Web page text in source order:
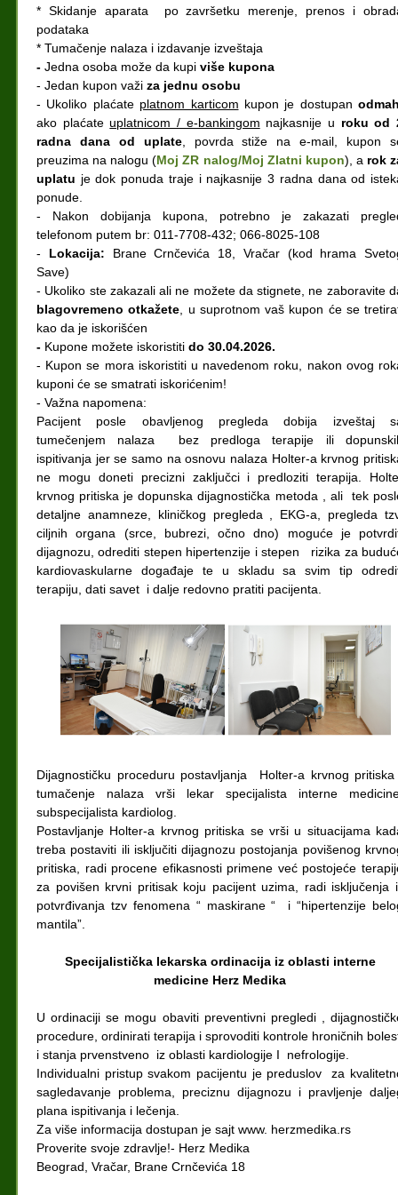
* Skidanje aparata po završetku merenje, prenos i
podataka
* Tumačenje nalaza i izdavanje izveštaja
- Jedna osoba može da kupi više kupona
- Jedan kupon važi za jednu osobu
- Ukoliko plaćate platnom karticom kupon je dostupan
ako plaćateuplatnicom / e-bankingom najkasnije u roku od
radna dana od uplate, povrda stiže na e-mail, kupon
preuzima na nalogu (Moj ZR nalog/Moj Zlatni kupon), a rok
uplatu je dok ponuda traje i najkasnije 3 radna dana od
ponude.
- Nakon dobijanja kupona, potrebno je zakazati
telefonom putem br: 011-7708-432; 066-8025-108
- Lokacija: Brane Crnčevića 18, Vračar (kod hrama
Save)
- Ukoliko ste zakazali ali ne možete da stignete, ne zaboravite
blagovremeno otkažete , u suprotnom vaš kupon će se
kao da je iskorišćen
- Kupone možete iskoristiti do 30.04.2026.
- Kupon se mora iskoristiti u navedenom roku, nakon ovog
kuponi će se smatrati iskorićenim!
- Važna napomena:
Pacijent posle obavljenog pregleda dobija izveštaj
tumečenjem nalaza bez predloga terapije ili
ispitivanja jer se samo na osnovu nalaza Holter-a krvnog
ne mogu doneti precizni zaključci i predloziti terapija.
krvnog pritiska je dopunska dijagnostička metoda , ali tek
detaljne anamneze, kliničkog pregleda , EKG-a, pregleda
ciljnih organa (srce, bubrezi, očno dno) moguće je
dijagnozu, odrediti stepen hipertenzije i stepen rizika za
kardiovaskularne događaje te u skladu sa svim tip
terapiju, dati savet i dalje redovno pratiti pacijenta.
Dijagnostičku proceduru postavljanja Holter-a krvnog
tumačenje nalaza vrši lekar specijalista interne
subspecijalista kardiolog.
Postavljanje Holter-a krvnog pritiska se vrši u situacijama
treba postaviti ili isključiti dijagnozu postojanja povišenog
pritiska, radi procene efikasnosti primene već postojeće
za povišen krvni pritisak koju pacijent uzima, radi isključenja
potvrđivanja tzv fenomena “ maskirane “ i “hipertenzije
mantila”.
Specijalistička lekarska ordinacija iz oblasti interne
medicine Herz Medika
U ordinaciji se mogu obaviti preventivni pregledi ,
procedure, ordinirati terapija i sprovoditi kontrole hroničnih
i stanja prvenstveno iz oblasti kardiologije I nefrologije.
Individualni pristup svakom pacijentu je preduslov za
sagledavanje problema, preciznu dijagnozu i pravljenje
plana ispitivanja i lečenja.
Za više informacija dostupan je sajt www. herzmedika.rs
Proverite svoje zdravlje!- Herz Medika
Beograd, Vračar, Brane Crnčevića 18